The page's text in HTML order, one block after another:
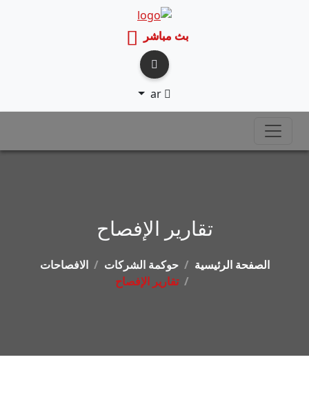
بث مباشر
ar
تقارير الإفصاح
الصفحة الرئيسية حوكمة الشركات
الافصاحات
تقارير الإفصاح